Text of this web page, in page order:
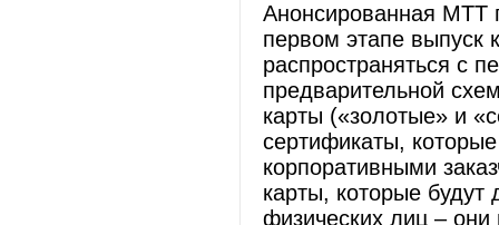
Анонсированная МТТ
первом этапе выпуск
распространяться с
предварительной
карты («золотые» и
сертификаты,
корпоративными
карты, которые будут
физических лиц –